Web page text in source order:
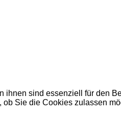
ihnen sind essenziell für den
Sie die Cookies zulassen